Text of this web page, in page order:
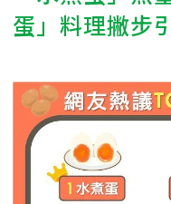
蛋」料理撇步